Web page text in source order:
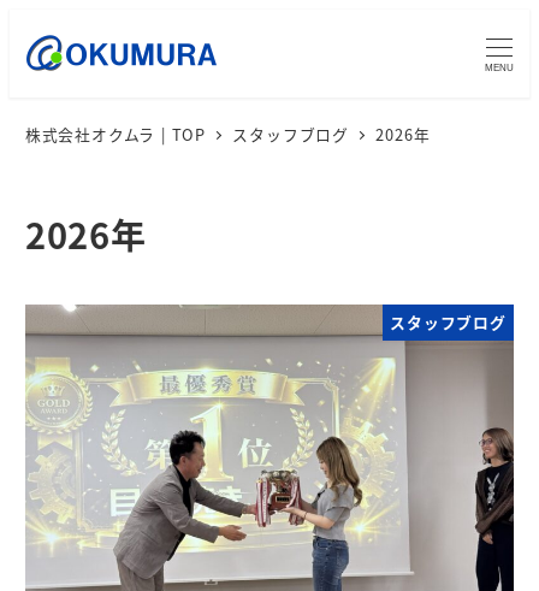
MENU
株式会社オクムラ | TOP スタッフブログ 2026年
2026年
スタッフブログ